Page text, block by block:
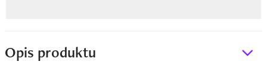
Opis produktu